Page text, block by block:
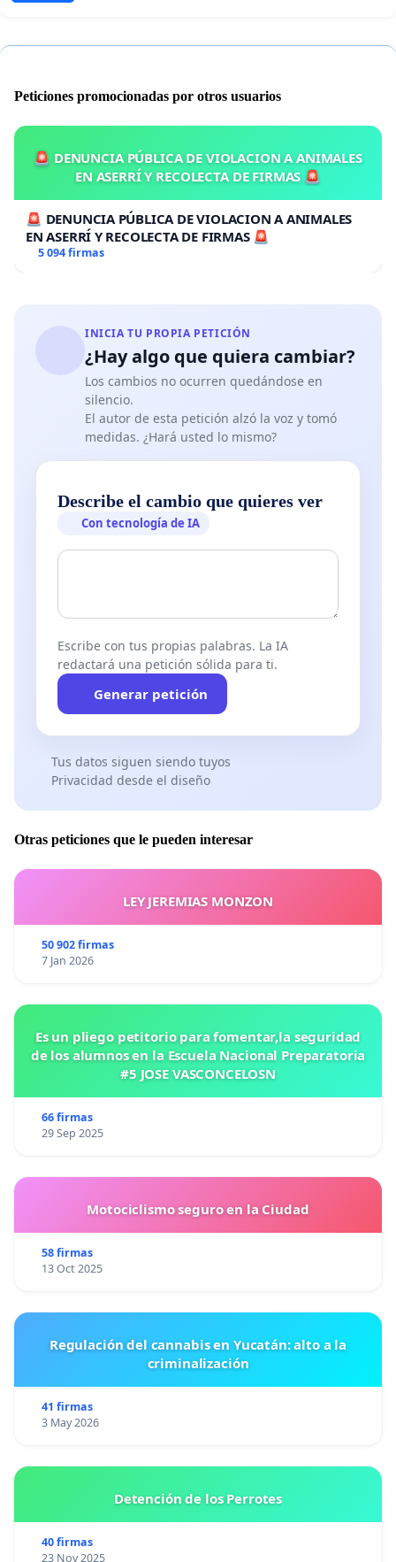
Peticiones promocionadas por otros usuarios
🚨 DENUNCIA PÚBLICA DE VIOLACION A ANIMALES
EN ASERRÍ Y RECOLECTA DE FIRMAS 🚨
🚨 DENUNCIA PÚBLICA DE VIOLACION A ANIMALES
EN ASERRÍ Y RECOLECTA DE FIRMAS 🚨
5 094 firmas
INICIA TU PROPIA PETICIÓN
¿Hay algo que quiera cambiar?
Los cambios no ocurren quedándose en
silencio.
El autor de esta petición alzó la voz y tomó
medidas. ¿Hará usted lo mismo?
Describe el cambio que quieres ver
Con tecnología de IA
Escribe con tus propias palabras. La IA
redactará una petición sólida para ti.
Generar petición
Tus datos siguen siendo tuyos
Privacidad desde el diseño
Otras peticiones que le pueden interesar
LEY JEREMIAS MONZON
50 902 firmas
7 Jan 2026
Es un pliego petitorio para fomentar,la seguridad
de los alumnos en la Escuela Nacional Preparatoria
#5 JOSE VASCONCELOSN
66 firmas
29 Sep 2025
Motociclismo seguro en la Ciudad
58 firmas
13 Oct 2025
Regulación del cannabis en Yucatán: alto a la
criminalización
41 firmas
3 May 2026
Detención de los Perrotes
40 firmas
23 Nov 2025